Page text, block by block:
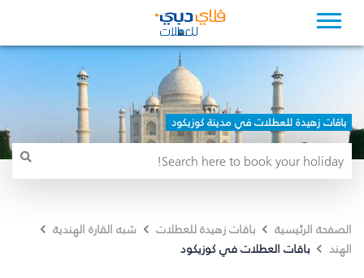
باقات زهيدة للعطلات في مدينة كوزيكود
الصفحة الرئيسية باقات زهيدة للعطلات
شبه القارة الهندية
الهند
باقات العطلات في كوزيكود